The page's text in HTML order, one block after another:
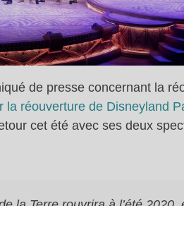
de presse concernant la
la réouverture de Disneyland
cet été avec ses deux
la Terre rouvrira à l’été 2020,
air seront configurées pour